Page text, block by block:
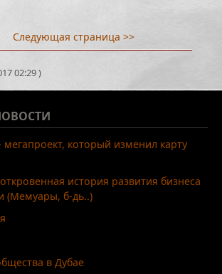
Следующая страница >>
02:29 )
который изменил карту
история развития бизнеса
(Мемуары, б-дь..)
в Дубае